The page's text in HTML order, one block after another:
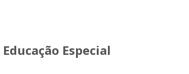
Educação Especial